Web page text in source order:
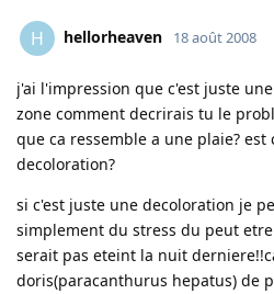
H hellorheaven 18 août 2008
j'ai l'impression que c'est juste
zone comment decrirais tu le
que ca ressemble a une plaie? est
decoloration?
si c'est juste une decoloration je
simplement du stress du peut
serait pas eteint la nuit
doris(paracanthurus hepatus) de